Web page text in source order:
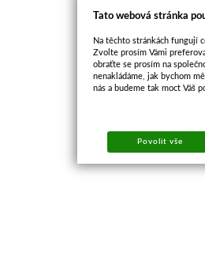
Tato webová stránka
Na těchto stránkách fungují
Zvolte prosím Vámi
obraťte se prosím na
nenakládáme, jak bychom
nás a budeme tak moct Váš
Povolit vše